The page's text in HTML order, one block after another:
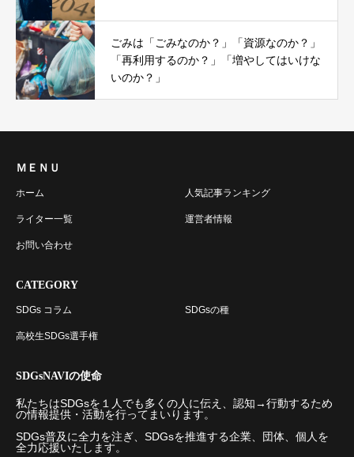
ごみは「ごみなのか？」「資源なのか？」
「再利用するのか？」「増やしてはいけな
いのか？」
ＭＥＮＵ
ホーム 人気記事ランキング
ライター一覧 運営者情報
お問い合わせ
CATEGORY
SDGs コラム SDGsの種
高校生SDGs選手権
SDGsNAVIの使命
私たちはSDGsを１人でも多くの人に伝え、認知→行動するため
の情報提供・活動を行ってまいります。
SDGs普及に全力を注ぎ、SDGsを推進する企業、団体、個人を
全力応援いたします。